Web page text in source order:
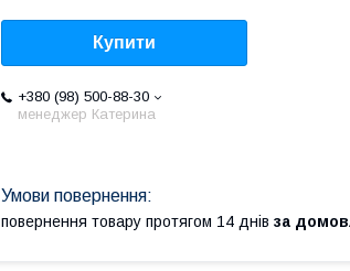
Купити
+380 (98) 500-88-30
менеджер Катерина
повернення товару протягом 14 днів за